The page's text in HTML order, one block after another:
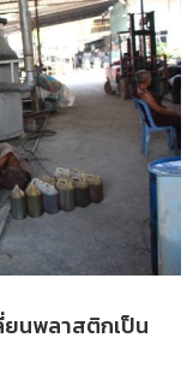
ยนพลาสติกเป็น